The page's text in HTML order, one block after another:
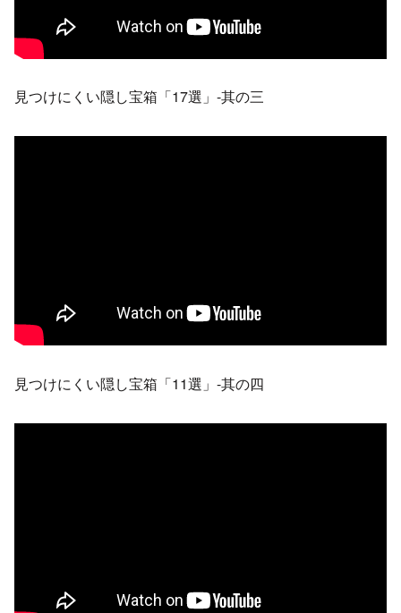
見つけにくい隠し宝箱「17選」-其の三
見つけにくい隠し宝箱「11選」-其の四